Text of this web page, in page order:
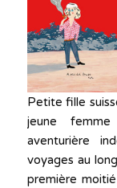
Petite fille
jeune
aventurière
voyages au
première